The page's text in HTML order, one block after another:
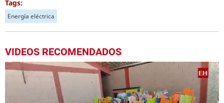
Tags:
Energía eléctrica
VIDEOS RECOMENDADOS